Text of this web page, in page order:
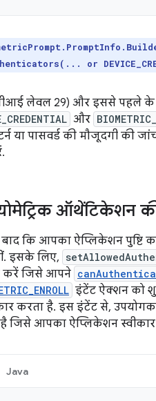
or
लेवल 29) और इससे पहले के
और
या पासवर्ड की मौजूदगी की
ऑथेंटिकेशन
कि आपका ऐप्लिकेशन पुष्टि
इसके लिए,
करें जिसे आपने
इंटेंट ऐक्शन को
करता है. इस इंटेंट से,
जिसे आपका ऐप्लिकेशन
Java